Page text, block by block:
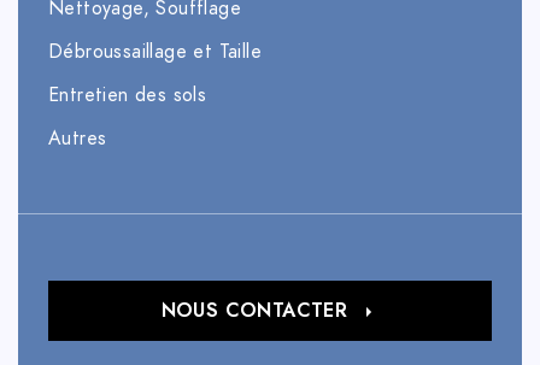
Nettoyage, Soufflage
Débroussaillage et Taille
Entretien des sols
Autres
NOUS CONTACTER